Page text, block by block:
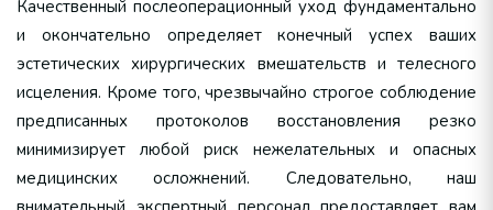
Качественный послеоперационный уход фундаментально
и окончательно определяет конечный успех ваших
эстетических хирургических вмешательств и телесного
исцеления. Кроме того, чрезвычайно строгое соблюдение
предписанных протоколов восстановления резко
минимизирует любой риск нежелательных и опасных
медицинских осложнений. Следовательно, наш